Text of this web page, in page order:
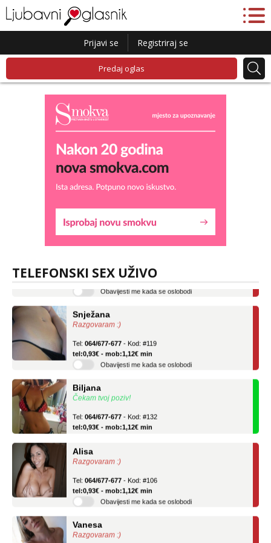
Prijavi se Registriraj se
Predaj oglas
TELEFONSKI SEX UŽIVO
tel:0,93€ - mob:1,12€ min
Obavijesti me kada se oslobodi
Razgovaram :)
tel:0,93€ - mob:1,12€ min
Obavijesti me kada se oslobodi
Čekam tvoj poziv!
tel:0,93€ - mob:1,12€ min
Razgovaram :)
tel:0,93€ - mob:1,12€ min
Obavijesti me kada se oslobodi
Razgovaram :)